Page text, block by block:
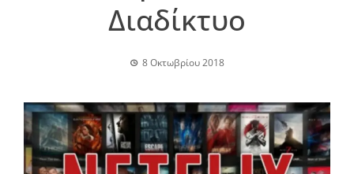
Διαδίκτυο
8 Οκτωβρίου 2018